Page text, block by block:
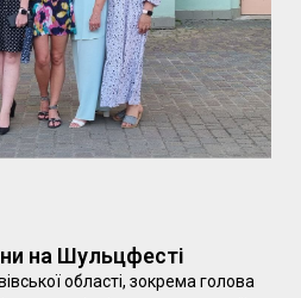
на Шульцфесті
області, зокрема голова